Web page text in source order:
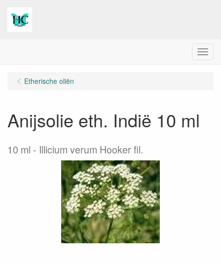
Menu
Etherische oliën
Anijsolie eth. Indië 10 ml
10 ml Illicium verum Hooker fil.